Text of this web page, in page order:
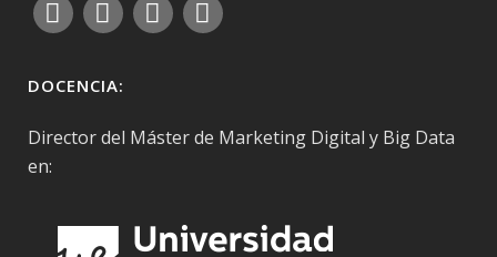
DOCENCIA:
Director del Máster de Marketing Digital y Big Data
en: